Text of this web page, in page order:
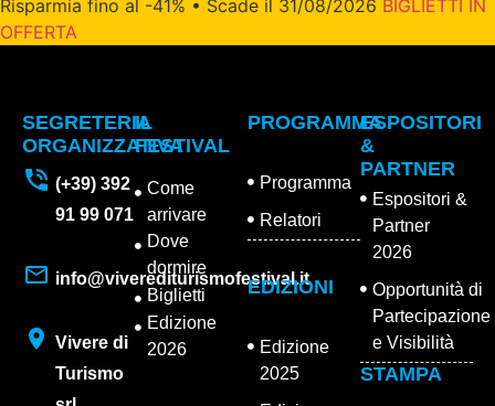
Risparmia fino al -41% • Scade il 31/08/2026 BIGLIETTI IN
OFFERTA
SEGRETERIA
ORGANIZZATIVA
(+39) 392
91 99 071
info@viverediturismofestival.it
Vivere di
Turismo
IL
FESTIVAL
Come
arrivare
Dove
dormire
Biglietti
Edizione
2026
PROGRAMMA
Programma
Relatori
EDIZIONI
Edizione
2025
ESPOSITORI
&
PARTNER
Espositori &
Partner
2026
Opportunità di
Partecipazione
e Visibilità
STAMPA